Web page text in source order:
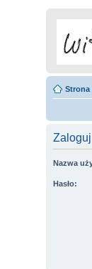
Strona
Zaloguj
Nazwa
Hasło: